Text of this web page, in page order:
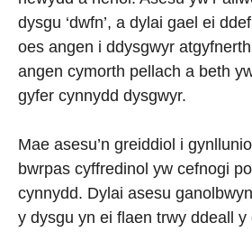
dysgu ‘dwfn’, a dylai gael ei
oes angen i ddysgwyr
angen cymorth pellach a beth
gyfer cynnydd dysgwyr.
Mae asesu’n greiddiol i
bwrpas cyffredinol yw cefnogi
cynnydd. Dylai asesu
y dysgu yn ei flaen trwy ddeall